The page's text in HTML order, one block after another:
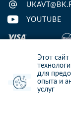
Этот
для
опыта и
услуг
YOUTUBE
© 2013-2024 ООО
ИНФОРМАЦИЯ НА